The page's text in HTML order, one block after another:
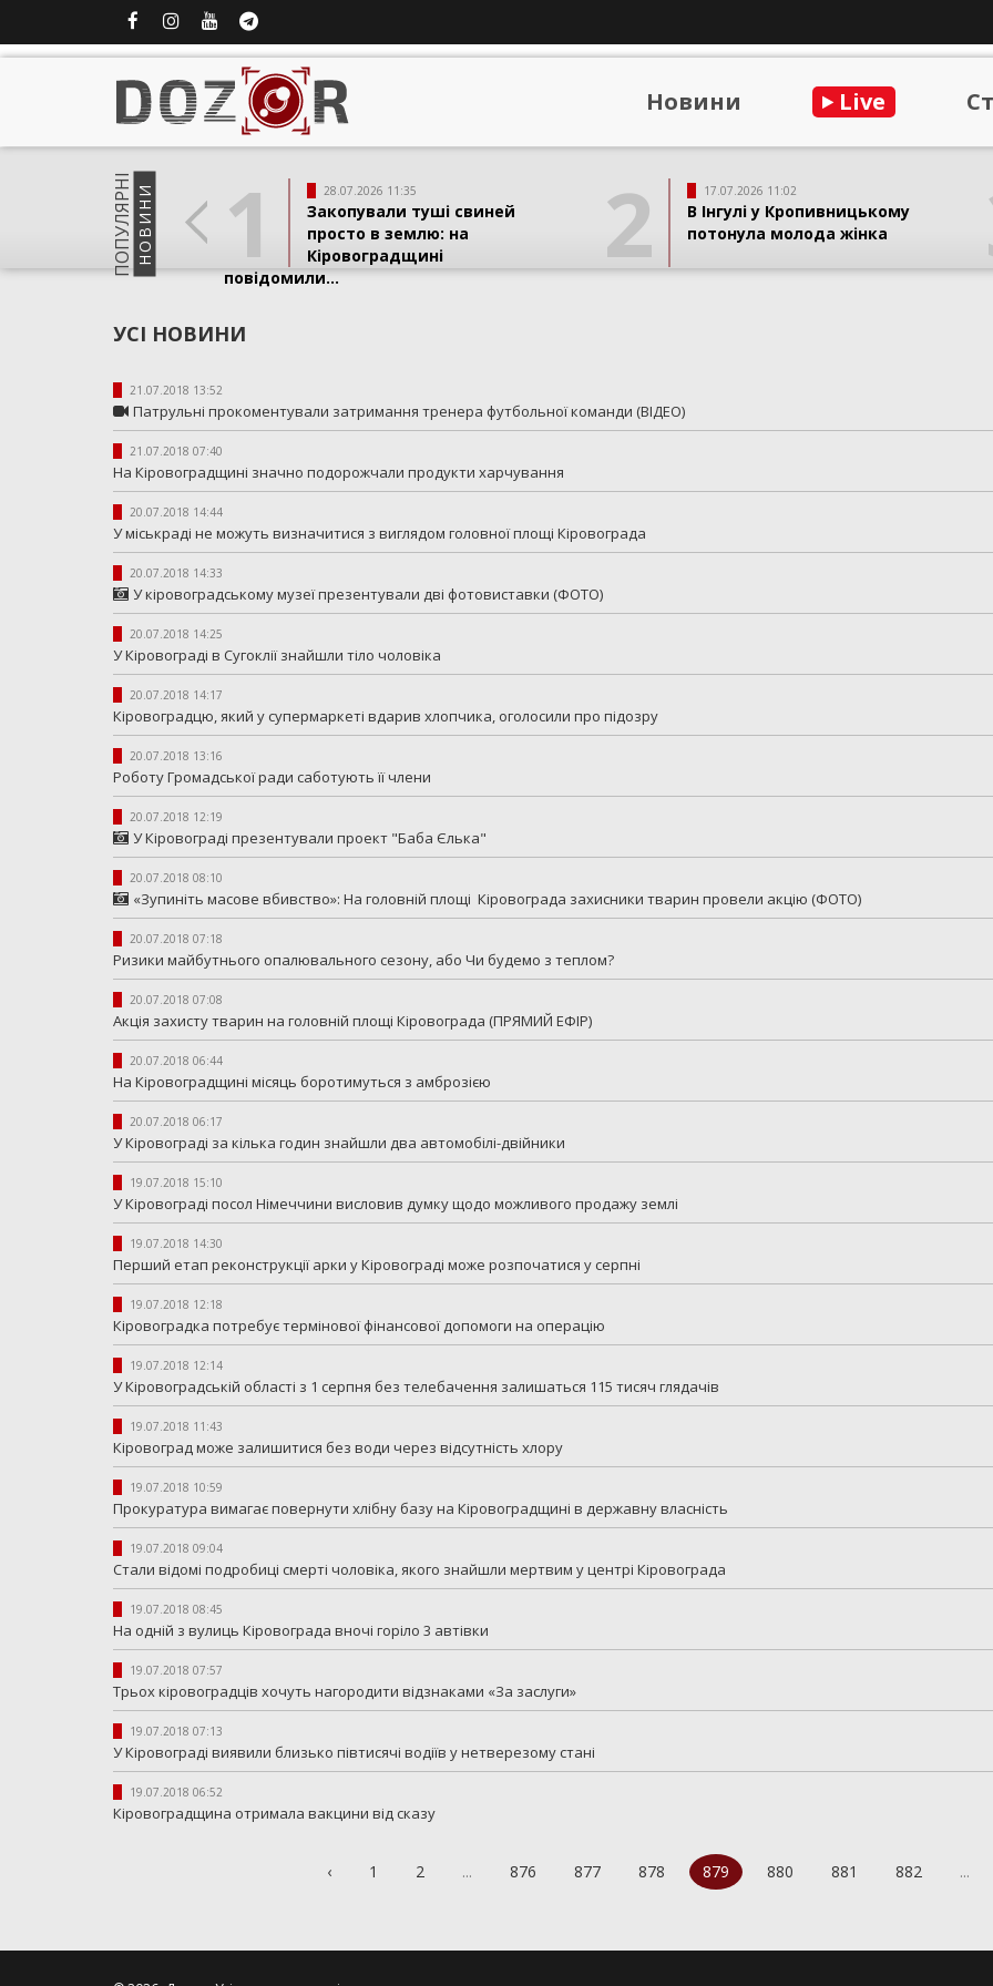
Новини Live
ПОПУЛЯРНIНОВИНИ 1 28.07.2026 11:35
Закопували туші свиней
просто в землю: на
Кіровоградщині
повідомили...
2 17.07.2026 11:02
В Інгулі у Кропивницькому
потонула молода жінка
УСІ НОВИНИ
21.07.2018 13:52
Патрульні прокоментували затримання тренера футбольної команди (ВІДЕО)
21.07.2018 07:40
На Кіровоградщині значно подорожчали продукти харчування
20.07.2018 14:44
У міськраді не можуть визначитися з виглядом головної площі Кіровограда
20.07.2018 14:33
У кіровоградському музеї презентували дві фотовиставки (ФОТО)
20.07.2018 14:25
У Кіровограді в Сугоклії знайшли тіло чоловіка
20.07.2018 14:17
Кіровоградцю, який у супермаркеті вдарив хлопчика, оголосили про підозру
20.07.2018 13:16
Роботу Громадської ради саботують її члени
20.07.2018 12:19
У Кіровограді презентували проект "Баба Єлька"
20.07.2018 08:10
«Зупиніть масове вбивство»: На головній площі Кіровограда захисники тварин провели акцію (ФОТО)
20.07.2018 07:18
Ризики майбутнього опалювального сезону, або Чи будемо з теплом?
20.07.2018 07:08
Акція захисту тварин на головній площі Кіровограда (ПРЯМИЙ ЕФІР)
20.07.2018 06:44
На Кіровоградщині місяць боротимуться з амброзією
20.07.2018 06:17
У Кіровограді за кілька годин знайшли два автомобілі-двійники
19.07.2018 15:10
У Кіровограді посол Німеччини висловив думку щодо можливого продажу землі
19.07.2018 14:30
Перший етап реконструкції арки у Кіровограді може розпочатися у серпні
19.07.2018 12:18
Кіровоградка потребує термінової фінансової допомоги на операцію
19.07.2018 12:14
У Кіровоградській області з 1 серпня без телебачення залишаться 115 тисяч глядачів
19.07.2018 11:43
Кіровоград може залишитися без води через відсутність хлору
19.07.2018 10:59
Прокуратура вимагає повернути хлібну базу на Кіровоградщині в державну власність
19.07.2018 09:04
Стали відомі подробиці смерті чоловіка, якого знайшли мертвим у центрі Кіровограда
19.07.2018 08:45
На одній з вулиць Кіровограда вночі горіло 3 автівки
19.07.2018 07:57
Трьох кіровоградців хочуть нагородити відзнаками «За заслуги»
19.07.2018 07:13
У Кіровограді виявили близько півтисячі водіїв у нетверезому стані
19.07.2018 06:52
Кіровоградщина отримала вакцини від сказу
‹ 1 2 ... 876 877 878 879 880 881 882 ...